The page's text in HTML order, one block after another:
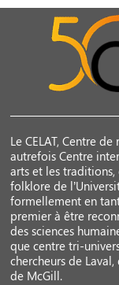
Le CELAT, Centre
autrefois Centre
arts et les traditions,
folklore de
formellement en
premier à être
des sciences
que centre tri-
chercheurs de Laval,
de McGill.